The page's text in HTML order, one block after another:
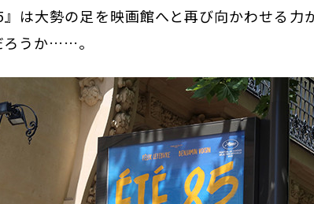
は大勢の足を映画館へと再び向かわせる力
ろうか……。